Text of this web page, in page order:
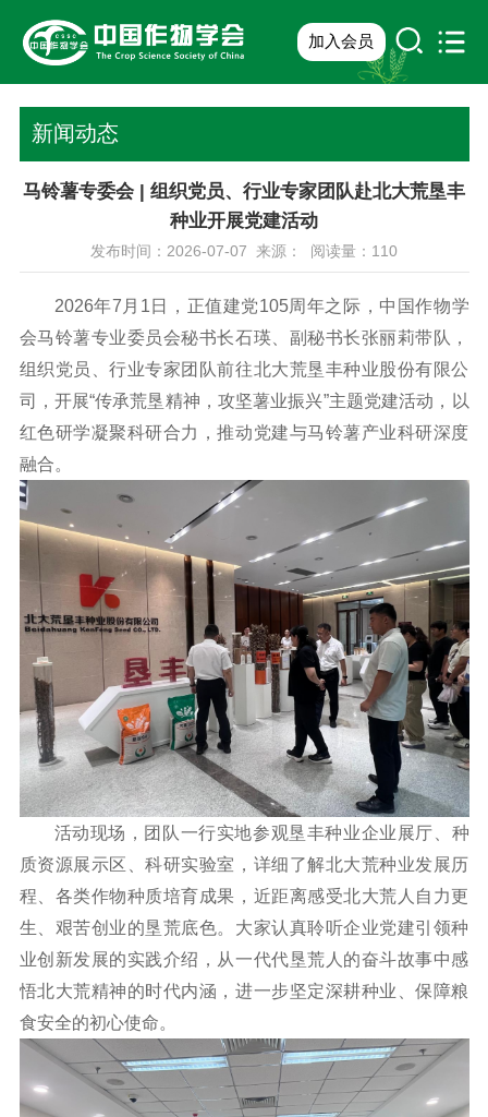
加入会员
新闻动态
马铃薯专委会 | 组织党员、行业专家团队赴北大荒垦丰
种业开展党建活动
发布时间：2026-07-07 来源： 阅读量： 110
2026年7月1日，正值建党105周年之际，中国作物学
会马铃薯专业委员会秘书长石瑛、副秘书长张丽莉带队，
组织党员、行业专家团队前往北大荒垦丰种业股份有限公
司，开展“传承荒垦精神，攻坚薯业振兴”主题党建活动，以
红色研学凝聚科研合力，推动党建与马铃薯产业科研深度
融合。
活动现场，团队一行实地参观垦丰种业企业展厅、种
质资源展示区、科研实验室，详细了解北大荒种业发展历
程、各类作物种质培育成果，近距离感受北大荒人自力更
生、艰苦创业的垦荒底色。大家认真聆听企业党建引领种
业创新发展的实践介绍，从一代代垦荒人的奋斗故事中感
悟北大荒精神的时代内涵，进一步坚定深耕种业、保障粮
食安全的初心使命。